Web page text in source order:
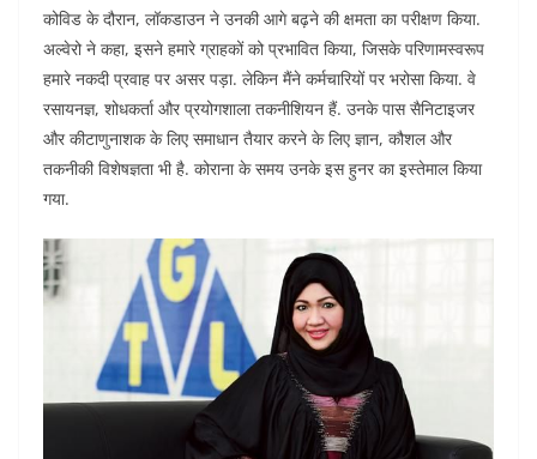
कोविड के दौरान, लॉकडाउन ने उनकी आगे बढ़ने की क्षमता का परीक्षण किया.
अल्वेरो ने कहा, इसने हमारे ग्राहकों को प्रभावित किया, जिसके परिणामस्वरूप
हमारे नकदी प्रवाह पर असर पड़ा. लेकिन मैंने कर्मचारियों पर भरोसा किया. वे
रसायनज्ञ, शोधकर्ता और प्रयोगशाला तकनीशियन हैं. उनके पास सैनिटाइजर
और कीटाणुनाशक के लिए समाधान तैयार करने के लिए ज्ञान, कौशल और
तकनीकी विशेषज्ञता भी है. कोराना के समय उनके इस हुनर का इस्तेमाल किया
गया.